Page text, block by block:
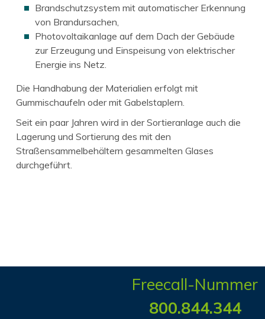
Brandschutzsystem mit automatischer Erkennung
von Brandursachen,
Photovoltaikanlage auf dem Dach der Gebäude
zur Erzeugung und Einspeisung von elektrischer
Energie ins Netz.
Die Handhabung der Materialien erfolgt mit
Gummischaufeln oder mit Gabelstaplern.
Seit ein paar Jahren wird in der Sortieranlage auch die
Lagerung und Sortierung des mit den
Straßensammelbehältern gesammelten Glases
durchgeführt.
Freecall-Nummer
800.844.344